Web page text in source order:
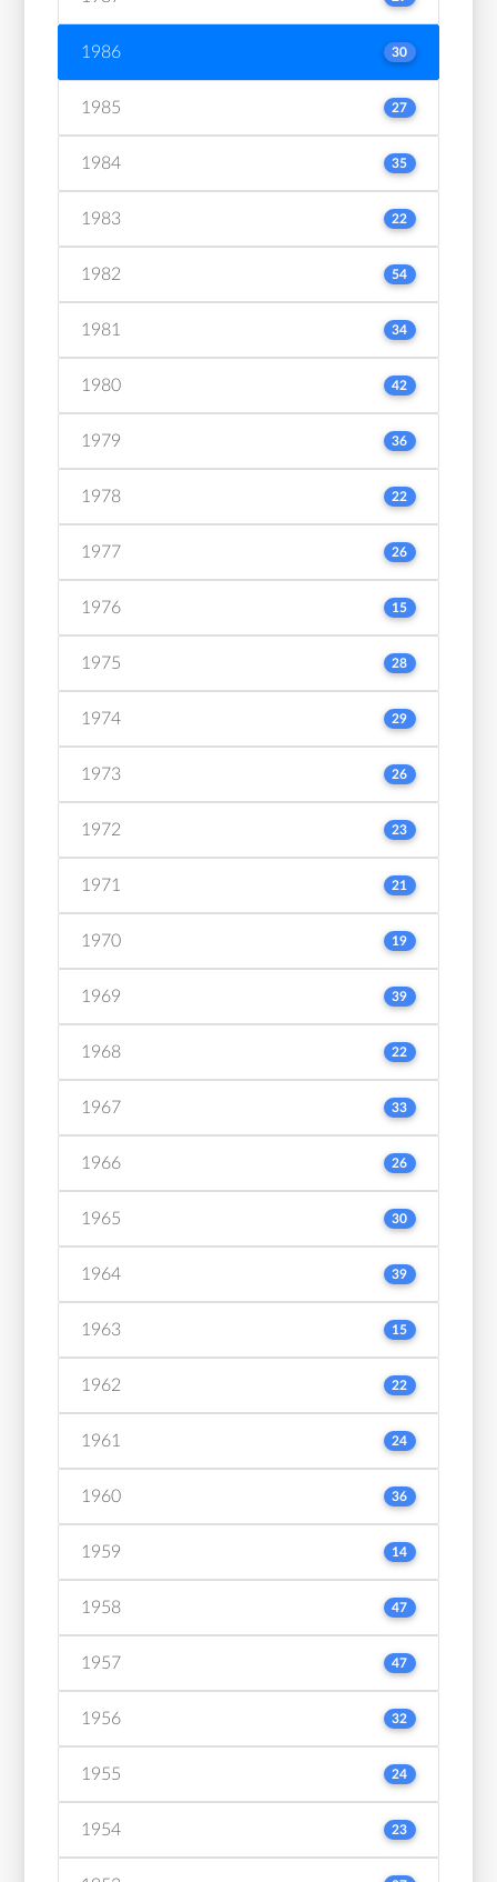
1986 30
1985 27
1984 35
1983 22
1982 54
1981 34
1980 42
1979 36
1978 22
1977 26
1976 15
1975 28
1974 29
1973 26
1972 23
1971 21
1970 19
1969 39
1968 22
1967 33
1966 26
1965 30
1964 39
1963 15
1962 22
1961 24
1960 36
1959 14
1958 47
1957 47
1956 32
1955 24
1954 23